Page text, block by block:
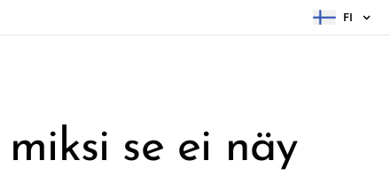
FI
se ei näy